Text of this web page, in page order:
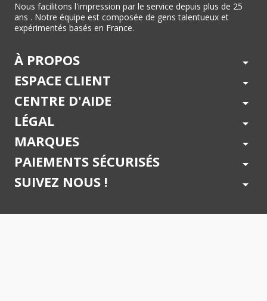
Nous facilitons l'impression par le service depuis plus de 25
ans . Notre équipe est composée de gens talentueux et
expérimentés basés en France.
À PROPOS arrow_drop_down
ESPACE CLIENT arrow_drop_down
CENTRE D'AIDE arrow_drop_down
LÉGAL arrow_drop_down
MARQUES arrow_drop_down
PAIEMENTS SÉCURISÉS arrow_drop_down
SUIVEZ NOUS ! arrow_drop_down